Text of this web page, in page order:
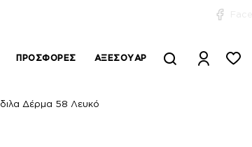
ΠΡΟΣΦΟΡΈΣ ΑΞΕΣΟΥΆΡ
Δέρμα 58 Λευκό